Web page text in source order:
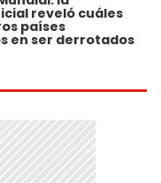
reveló cuáles
países
en ser derrotados